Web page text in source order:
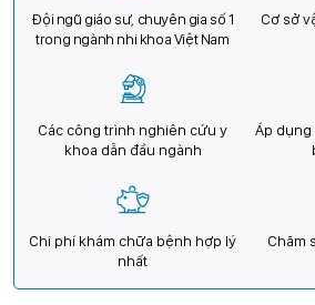
Đội ngũ giáo sư, chuyên gia số 1
trong ngành nhi khoa Việt Nam
Cơ sở
Các công trình nghiên cứu y
khoa dẫn đầu ngành
Áp dụng
Chi phí khám chữa bệnh hợp lý
nhất
Chăm